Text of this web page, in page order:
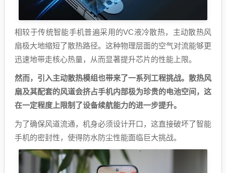
相较于传统智能手机普遍采用的VC液冷散热，主动散热风
扇极大地缩短了散热路径。这种物理层面的空气对流能够更
迅速地带走核心热量，从而显著提升芯片的性能上限。
然而，引入主动散热模组也带来了一系列工程挑战。散热风
扇及其配套的风道会挤占手机内部极为珍贵的电池空间，这
在一定程度上限制了设备续航能力的进一步提升。
为了确保风道流通，机身必须设计开口，这直接破坏了智能
手机的密封性，使得防水防尘性能面临巨大挑战。